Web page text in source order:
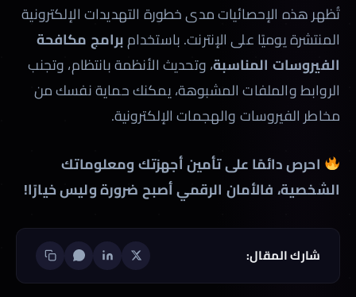
تُظهر هذه الإحصائيات مدى خطورة التهديدات الإلكترونية
المنتشرة يوميًا على الإنترنت. باستخدامبرامج مكافحة
الفيروسات المناسبة، وتحديث الأنظمة بانتظام، وتجنب
الروابط والملفات المشبوهة، يمكنك حماية نفسك من
مخاطر الفيروسات والهجمات الإلكترونية.
احرص دائمًا على تأمين أجهزتك ومعلوماتك
الشخصية، فالأمان الرقمي أصبح ضرورة وليس خيارًا!
شارك المقال: